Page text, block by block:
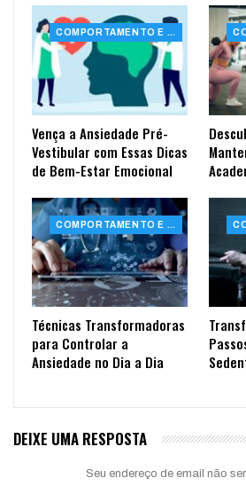
COMPORTAMENTO E SAÚDE
Vença a Ansiedade Pré-
Vestibular com Essas Dicas
de Bem-Estar Emocional
COMPORTAMENTO E SAÚDE
Técnicas Transformadoras
para Controlar a
Ansiedade no Dia a Dia
DEIXE UMA RESPOSTA
Seu endereço de email não